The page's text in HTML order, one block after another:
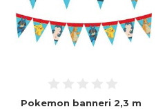
Pokemon banneri 2,3 m